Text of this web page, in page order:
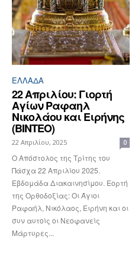
ΕΛΛΆΔΑ
22 Απριλίου: Γιορτή
Αγίων Ραφαηλ
Νικολάου και Ειρήνης
(ΒΙΝΤΕΟ)
22 Απριλίου, 2025 0
Ο Απόστολος της Τρίτης του
Πάσχα 22 Απριλίου 2025.
Εβδομάδα Διακαινησίμου. Εορτή
της Ορθοδοξίας: Οι Άγιοι
Ραφαήλ, Νικόλαος, Ειρήνη και οι
συν αυτοίς οι Νεοφανείς
Μάρτυρες...